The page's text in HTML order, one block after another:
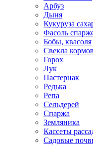
Арбуз
Дыня
Кукуруза
Фасоль
Бобы, квасоля
Свекла
Горох
Лук
Пастернак
Редька
Репа
Сельдерей
Спаржа
Земляника
Кассеты
Садовые